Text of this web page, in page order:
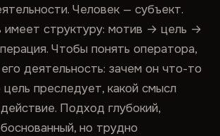
Человек — субъект.
имеет структуру: мотив → цель →
Чтобы понять оператора,
деятельность: зачем он что-то
преследует, какой смысл
Подход глубокий,
но трудно